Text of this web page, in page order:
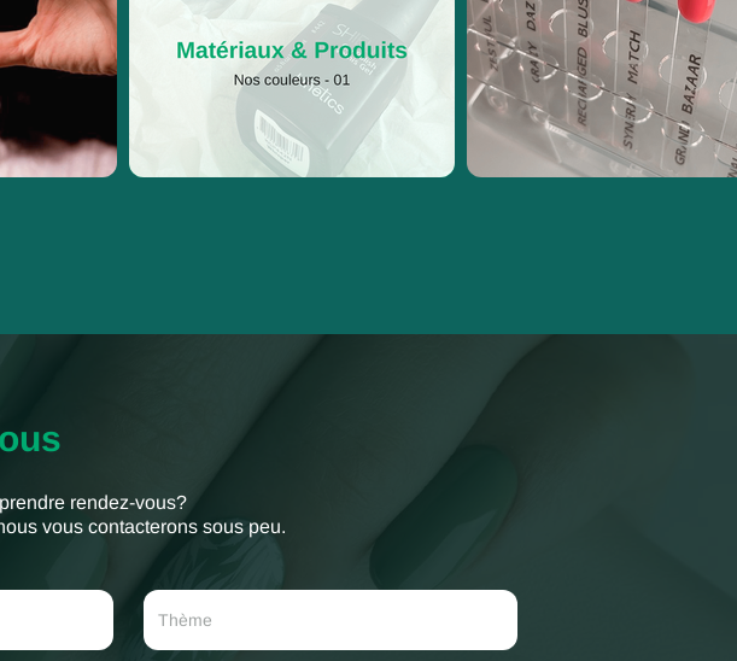
rendez-vous?
vous contacterons sous peu.